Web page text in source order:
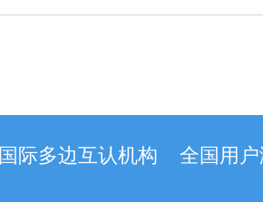
国际多边互认机构 全国用